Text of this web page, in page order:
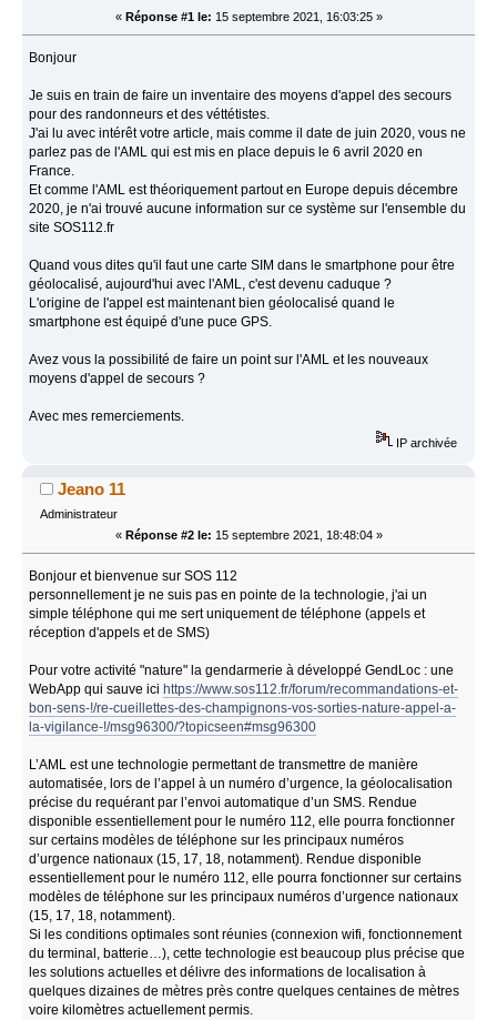
« Réponse #1 le: 15 septembre 2021, 16:03:25 »
Bonjour
Je suis en train de faire un inventaire des moyens d'appel des secours
pour des randonneurs et des véttétistes.
J'ai lu avec intérêt votre article, mais comme il date de juin 2020, vous ne
parlez pas de l'AML qui est mis en place depuis le 6 avril 2020 en
France.
Et comme l'AML est théoriquement partout en Europe depuis décembre
2020, je n'ai trouvé aucune information sur ce système sur l'ensemble du
site SOS112.fr
Quand vous dites qu'il faut une carte SIM dans le smartphone pour être
géolocalisé, aujourd'hui avec l'AML, c'est devenu caduque ?
L'origine de l'appel est maintenant bien géolocalisé quand le
smartphone est équipé d'une puce GPS.
Avez vous la possibilité de faire un point sur l'AML et les nouveaux
moyens d'appel de secours ?
Avec mes remerciements.
IP archivée
Jeano 11
Administrateur
« Réponse #2 le: 15 septembre 2021, 18:48:04 »
Bonjour et bienvenue sur SOS 112
personnellement je ne suis pas en pointe de la technologie, j'ai un
simple téléphone qui me sert uniquement de téléphone (appels et
réception d'appels et de SMS)
Pour votre activité "nature" la gendarmerie à développé GendLoc : une
WebApp qui sauve ici https://www.sos112.fr/forum/recommandations-et-
bon-sens-!/re-cueillettes-des-champignons-vos-sorties-nature-appel-a-
la-vigilance-!/msg96300/?topicseen#msg96300
L’AML est une technologie permettant de transmettre de manière
automatisée, lors de l’appel à un numéro d’urgence, la géolocalisation
précise du requérant par l’envoi automatique d’un SMS. Rendue
disponible essentiellement pour le numéro 112, elle pourra fonctionner
sur certains modèles de téléphone sur les principaux numéros
d’urgence nationaux (15, 17, 18, notamment). Rendue disponible
essentiellement pour le numéro 112, elle pourra fonctionner sur certains
modèles de téléphone sur les principaux numéros d’urgence nationaux
(15, 17, 18, notamment).
Si les conditions optimales sont réunies (connexion wifi, fonctionnement
du terminal, batterie…), cette technologie est beaucoup plus précise que
les solutions actuelles et délivre des informations de localisation à
quelques dizaines de mètres près contre quelques centaines de mètres
voire kilomètres actuellement permis.